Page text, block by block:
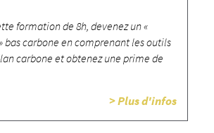
formation de 8h, devenez un «
bas carbone en comprenant les outils
carbone et obtenez une prime de
> Plus d'infos